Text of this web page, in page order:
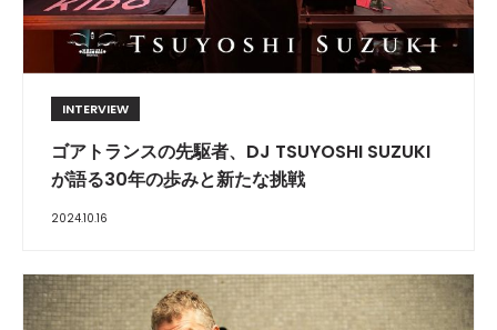
INTERVIEW
ゴアトランスの先駆者、DJ TSUYOSHI SUZUKI
が語る30年の歩みと新たな挑戦
2024.10.16